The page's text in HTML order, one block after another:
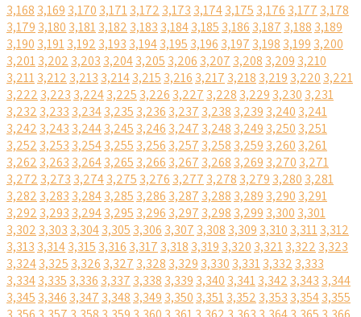
3,168 3,169 3,170 3,1713,172 3,173 3,1743,175 3,176 3,177 3,178
3,179 3,180 3,1813,182 3,183 3,1843,185 3,186 3,187 3,188 3,189
3,190 3,1913,192 3,193 3,1943,195 3,196 3,197 3,198 3,199 3,200
3,2013,202 3,203 3,2043,205 3,206 3,207 3,208 3,209 3,210
3,2113,212 3,213 3,2143,215 3,216 3,217 3,218 3,219 3,220 3,221
3,222 3,223 3,2243,225 3,226 3,227 3,228 3,229 3,230 3,231
3,232 3,233 3,2343,235 3,236 3,237 3,238 3,239 3,240 3,241
3,242 3,243 3,2443,245 3,246 3,247 3,248 3,249 3,250 3,251
3,252 3,253 3,2543,255 3,256 3,257 3,258 3,259 3,260 3,261
3,262 3,263 3,2643,265 3,266 3,267 3,268 3,269 3,270 3,271
3,272 3,273 3,2743,275 3,276 3,277 3,278 3,279 3,280 3,281
3,282 3,283 3,2843,285 3,286 3,287 3,288 3,289 3,290 3,291
3,292 3,293 3,2943,295 3,296 3,297 3,298 3,299 3,300 3,301
3,302 3,303 3,3043,305 3,306 3,307 3,308 3,309 3,310 3,3113,312
3,313 3,3143,315 3,316 3,317 3,318 3,319 3,320 3,3213,322 3,323
3,3243,325 3,326 3,327 3,328 3,329 3,330 3,3313,332 3,333
3,3343,335 3,336 3,337 3,338 3,339 3,340 3,3413,342 3,343 3,344
3,345 3,346 3,347 3,348 3,349 3,350 3,3513,352 3,353 3,3543,355